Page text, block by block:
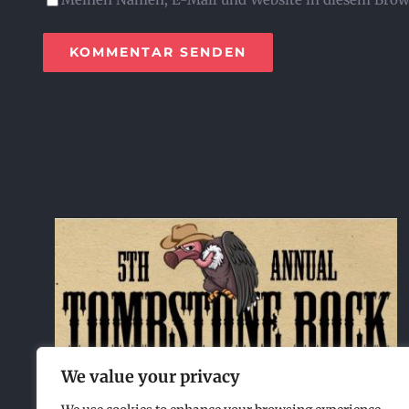
We value your privacy